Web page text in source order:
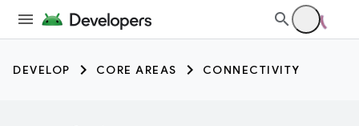
DEVELOP CORE AREAS CONNECTIVITY